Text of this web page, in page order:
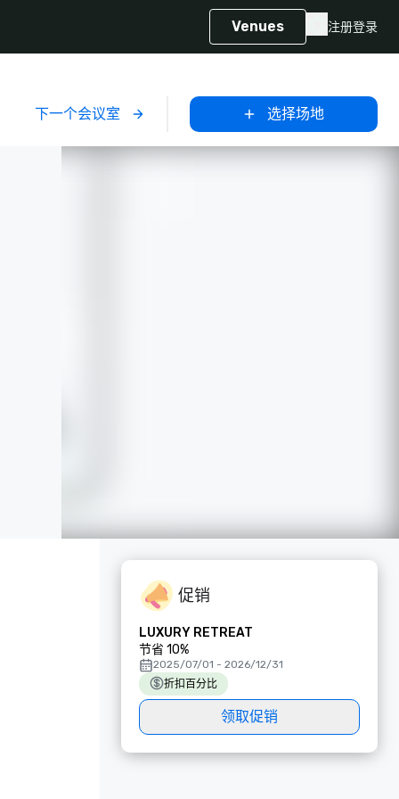
Venues 注册登录
下一个会议室 选择场地
促销
LUXURY RETREAT
节省 10%
2025/07/01 - 2026/12/31
折扣百分比
领取促销